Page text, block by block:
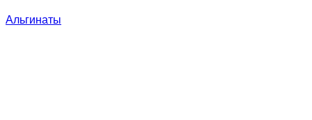
Альгинаты